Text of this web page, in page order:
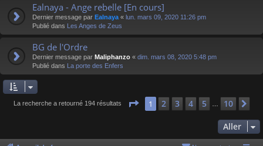
Ealnaya - Ange rebelle [En cours]
Dernier message par Ealnaya « lun. mars 09, 2020 11:26 pm
Publié dans Les Anges de Zeus
BG de l'Ordre
Dernier message par Maliphanzo « dim. mars 08, 2020 5:48 pm
Publié dans La porte des Enfers
La recherche a retourné 194 résultats Page 1sur 10
1 2 3 4 5 10
Aller